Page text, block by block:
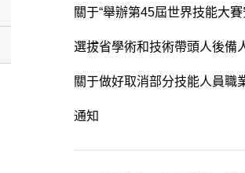
選拔省學術和技術帶頭人後備
關于做好取消部分技能人員職
通知